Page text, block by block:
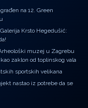
na 12. Green
Krsto Hegedušić:
muzej u Zagrebu
zaklon od toplinskog vala
sportskih velikana
nastao iz potrebe da se